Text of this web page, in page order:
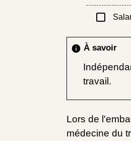
check_box_outline_blank
info À savoir
travail.
Lors de
médecine du